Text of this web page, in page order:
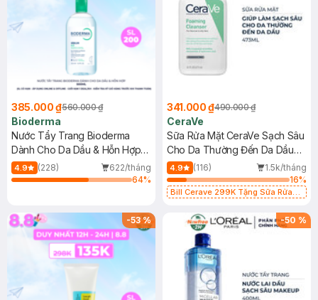
385.000 ₫560.000 ₫
Bioderma
Nước Tẩy Trang Bioderma
Dành Cho Da Dầu & Hỗn Hợp
500ml
4.9 (228)
622/tháng
64%
341.000 ₫490.000 ₫
CeraVe
Sữa Rửa Mặt CeraVe Sạch Sâu
Cho Da Thường Đến Da Dầu
473ml
4.9 (116)
1.5k/tháng
16%
Bill Cerave 299K Tặng Sữa Rửa
-53% -50 %